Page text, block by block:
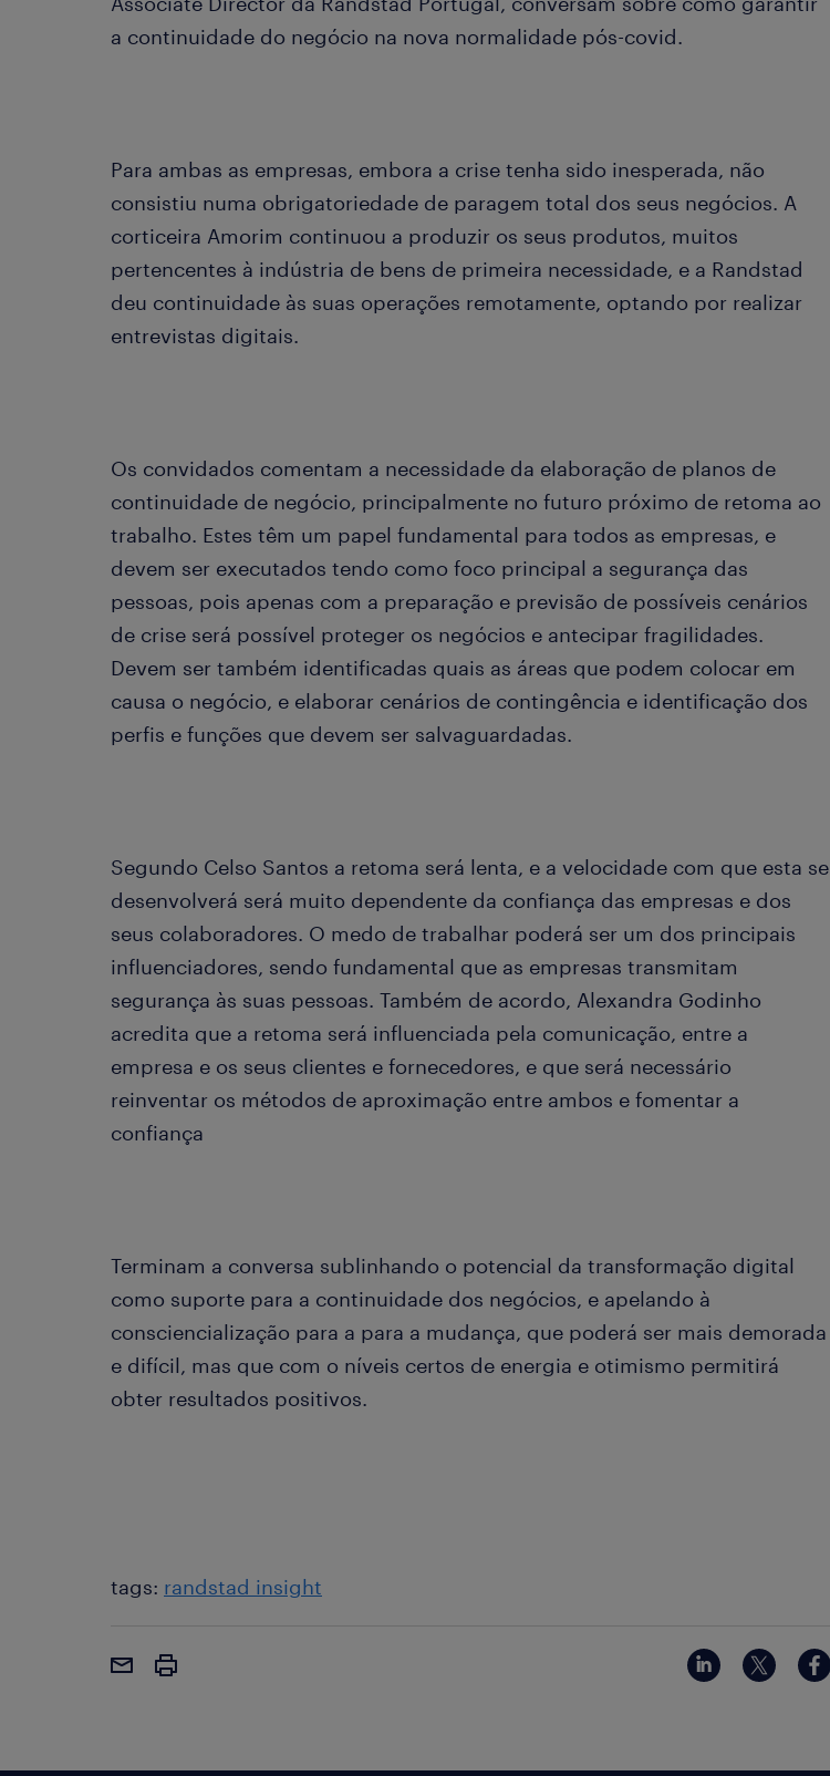
a continuidade do negócio na nova normalidade pós-covid.
Para ambas as empresas, embora a crise tenha sido inesperada, não
consistiu numa obrigatoriedade de paragem total dos seus negócios. A
corticeira Amorim continuou a produzir os seus produtos, muitos
pertencentes à indústria de bens de primeira necessidade, e a Randstad
deu continuidade às suas operações remotamente, optando por realizar
entrevistas digitais.
Os convidados comentam a necessidade da elaboração de planos de
continuidade de negócio, principalmente no futuro próximo de retoma ao
trabalho. Estes têm um papel fundamental para todos as empresas, e
devem ser executados tendo como foco principal a segurança das
pessoas, pois apenas com a preparação e previsão de possíveis cenários
de crise será possível proteger os negócios e antecipar fragilidades.
Devem ser também identificadas quais as áreas que podem colocar em
causa o negócio, e elaborar cenários de contingência e identificação dos
perfis e funções que devem ser salvaguardadas.
Segundo Celso Santos a retoma será lenta, e a velocidade com que esta se
desenvolverá será muito dependente da confiança das empresas e dos
seus colaboradores. O medo de trabalhar poderá ser um dos principais
influenciadores, sendo fundamental que as empresas transmitam
segurança às suas pessoas. Também de acordo, Alexandra Godinho
acredita que a retoma será influenciada pela comunicação, entre a
empresa e os seus clientes e fornecedores, e que será necessário
reinventar os métodos de aproximação entre ambos e fomentar a
confiança
Terminam a conversa sublinhando o potencial da transformação digital
como suporte para a continuidade dos negócios, e apelando à
consciencialização para a para a mudança, que poderá ser mais demorada
e difícil, mas que com o níveis certos de energia e otimismo permitirá
obter resultados positivos.
tags: randstad insight